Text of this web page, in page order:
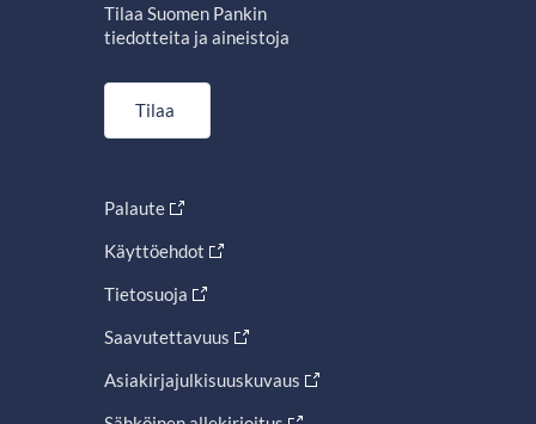
Tilaa Suomen Pankin
tiedotteita ja aineistoja
Tilaa
Palaute
Käyttöehdot
Tietosuoja
Saavutettavuus
Asiakirjajulkisuuskuvaus